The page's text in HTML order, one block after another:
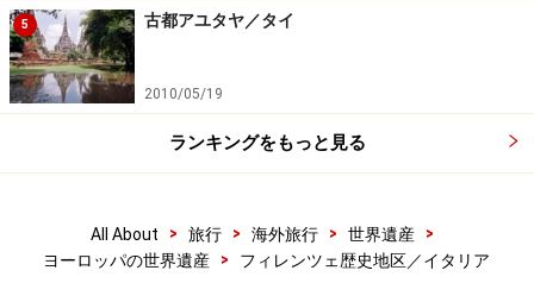
5 古都アユタヤ／タイ
2010/05/19
ランキングをもっと見る
All About > 旅行 > 海外旅行 > 世界遺産
>
ヨーロッパの世界遺産
> フィレンツェ歴史地区／イタリア